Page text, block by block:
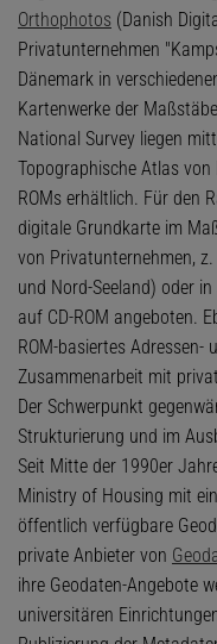
Orthophotos (Danish
Privatunternehmen
Dänemark in
Kartenwerke der
National Survey liegen
Topographische Atlas
ROMs erhältlich. Für den
digitale Grundkarte im
von Privatunternehmen,
und Nord-Seeland) oder
auf CD-ROM angeboten.
ROM-basiertes Adressen-
Zusammenarbeit mit
Der Schwerpunkt
Strukturierung und im
Seit Mitte der 1990er
Ministry of Housing mit
öffentlich verfügbare
private Anbieter von
ihre Geodaten-Angebote
universitären